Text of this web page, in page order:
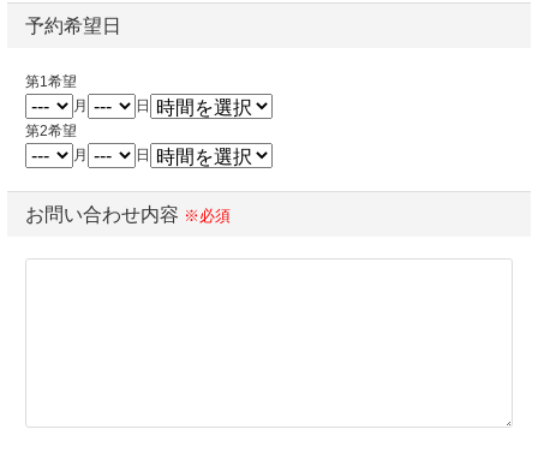
予約希望日
第1希望
月
日
第2希望
月
日
お問い合わせ内容 ※必須